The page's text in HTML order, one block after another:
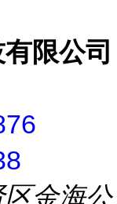
限公司
金海公